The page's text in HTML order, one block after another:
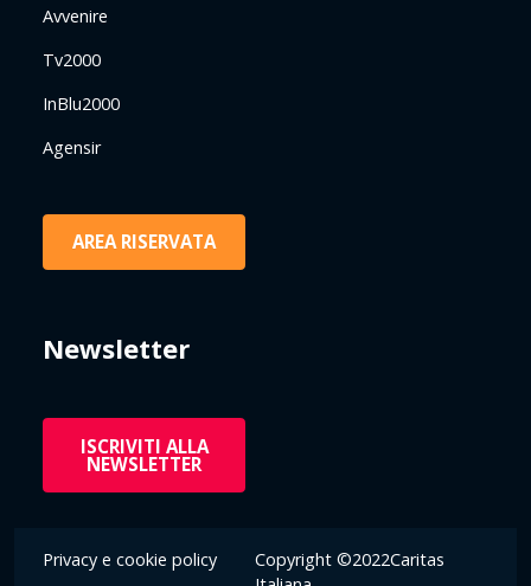
Avvenire
Tv2000
InBlu2000
Agensir
AREA RISERVATA
Newsletter
ISCRIVITI ALLA
NEWSLETTER
Privacy e cookie policy
Copyright ©2022Caritas